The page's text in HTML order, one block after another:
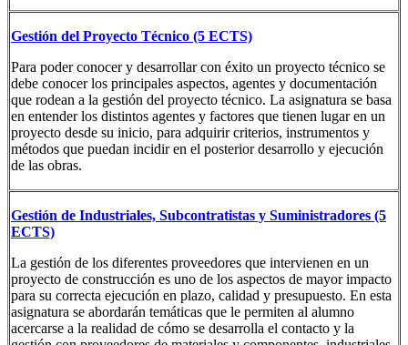
Gestión del Proyecto Técnico (5 ECTS)
Para poder conocer y desarrollar con éxito un proyecto técnico se
debe conocer los principales aspectos, agentes y documentación
que rodean a la gestión del proyecto técnico. La asignatura se basa
en entender los distintos agentes y factores que tienen lugar en un
proyecto desde su inicio, para adquirir criterios, instrumentos y
métodos que puedan incidir en el posterior desarrollo y ejecución
de las obras.
Gestión de Industriales, Subcontratistas y Suministradores (5
ECTS)
La gestión de los diferentes proveedores que intervienen en un
proyecto de construcción es uno de los aspectos de mayor impacto
para su correcta ejecución en plazo, calidad y presupuesto. En esta
asignatura se abordarán temáticas que le permiten al alumno
acercarse a la realidad de cómo se desarrolla el contacto y la